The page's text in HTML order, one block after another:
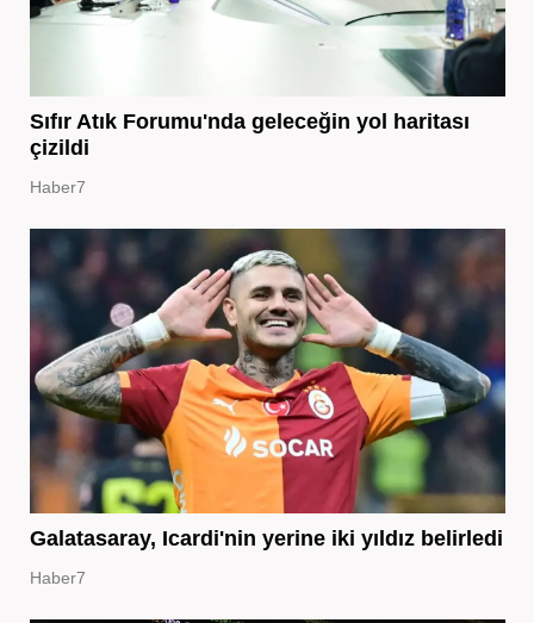
Sıfır Atık Forumu'nda geleceğin yol haritası
çizildi
Haber7
Galatasaray, Icardi'nin yerine iki yıldız belirledi
Haber7